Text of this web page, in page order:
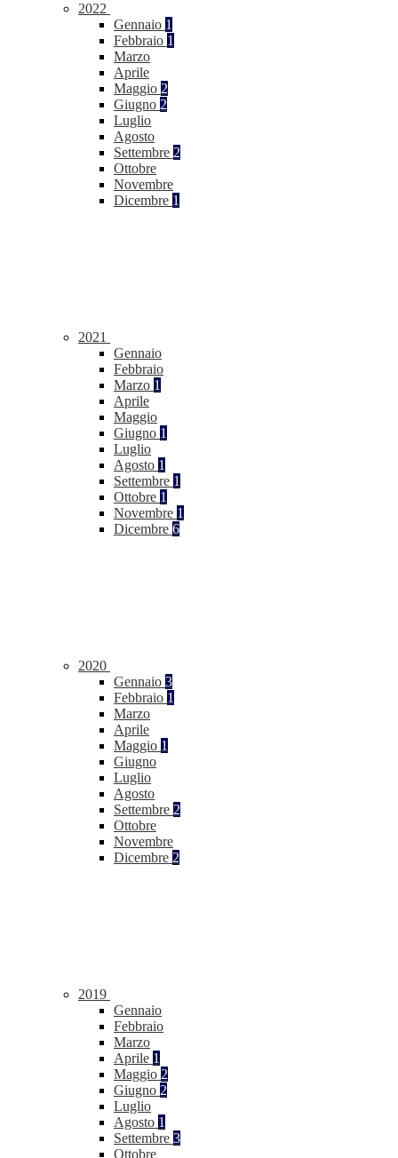
2022
Gennaio 1
Febbraio 1
Marzo
Aprile
Maggio 2
Giugno 2
Luglio
Agosto
Settembre 2
Ottobre
Novembre
Dicembre 1
2021
Gennaio
Febbraio
Marzo 1
Aprile
Maggio
Giugno 1
Luglio
Agosto 1
Settembre 1
Ottobre 1
Novembre 1
Dicembre 6
2020
Gennaio 3
Febbraio 1
Marzo
Aprile
Maggio 1
Giugno
Luglio
Agosto
Settembre 2
Ottobre
Novembre
Dicembre 2
2019
Gennaio
Febbraio
Marzo
Aprile 1
Maggio 2
Giugno 2
Luglio
Agosto 1
Settembre 3
Ottobre